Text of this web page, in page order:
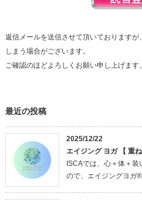
返信メールを送信させて頂いております
しまう場合がございます。
ご確認のほどよろしくお願い申し上げます。
最近の投稿
2025/12/22
エイジング ヨガ 【 重
ISCAでは、心＋体＋
ので、エイジングヨガ